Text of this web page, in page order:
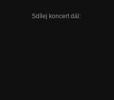
Sdílej koncert dál: